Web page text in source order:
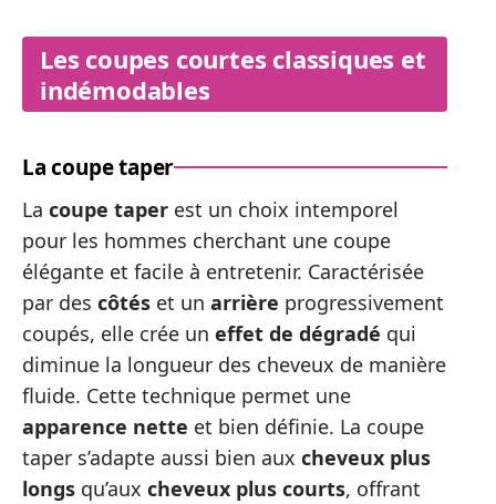
Les coupes courtes classiques et
indémodables
La coupe taper
La coupe taper est un choix intemporel
pour les hommes cherchant une coupe
élégante et facile à entretenir. Caractérisée
par des côtés et un arrière progressivement
coupés, elle crée un effet de dégradé qui
diminue la longueur des cheveux de manière
fluide. Cette technique permet une
apparence nette et bien définie. La coupe
taper s’adapte aussi bien aux cheveux plus
longs qu’aux cheveux plus courts, offrant